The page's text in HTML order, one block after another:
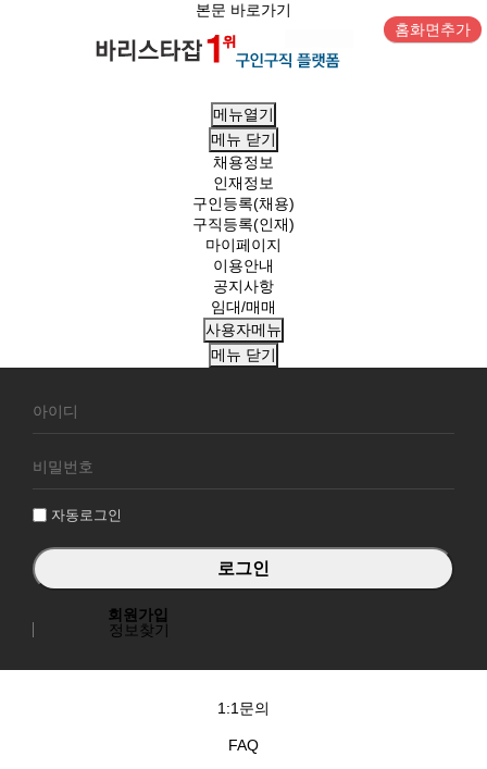
본문 바로가기
홈화면추가
메뉴열기
메뉴 닫기
채용정보
인재정보
구인등록(채용)
구직등록(인재)
마이페이지
이용안내
공지사항
임대/매매
사용자메뉴
메뉴 닫기
원
그
자동로그인
회원가입
정보찾기
1:1문의
FAQ